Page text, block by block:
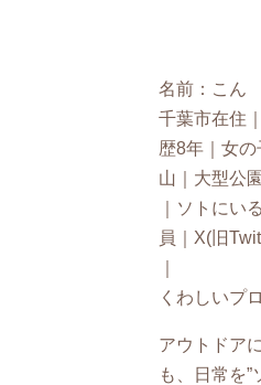
名前：こん
千葉市在住
歴8年｜女
山｜大型公
｜ソトにい
員｜X(旧
｜
くわしいプ
アウトドア
も、日常を”